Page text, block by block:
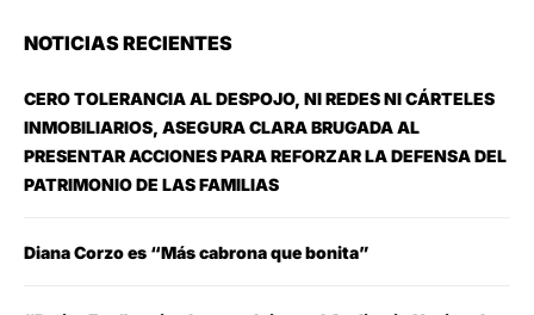
NOTICIAS RECIENTES
CERO TOLERANCIA AL DESPOJO, NI REDES NI CÁRTELES
INMOBILIARIOS, ASEGURA CLARA BRUGADA AL
PRESENTAR ACCIONES PARA REFORZAR LA DEFENSA DEL
PATRIMONIO DE LAS FAMILIAS
Diana Corzo es “Más cabrona que bonita”